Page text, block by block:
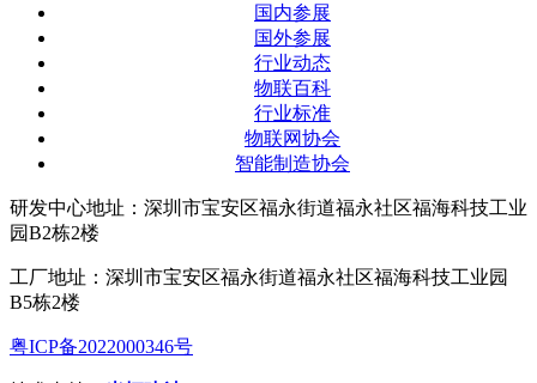
国内参展
国外参展
行业动态
物联百科
行业标准
物联网协会
智能制造协会
研发中心地址：深圳市宝安区福永街道福永社区福海科技工业
园B2栋2楼
工厂地址：深圳市宝安区福永街道福永社区福海科技工业园
B5栋2楼
粤ICP备2022000346号